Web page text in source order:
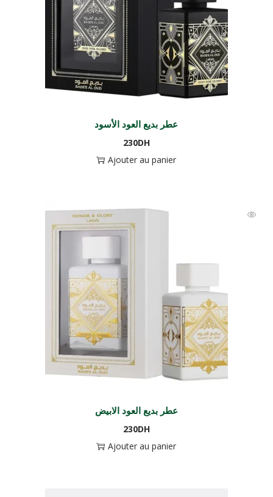
عطر بديع العود الأسود
230DH
Ajouter au panier
عطر بديع العود الابيض
230DH
Ajouter au panier